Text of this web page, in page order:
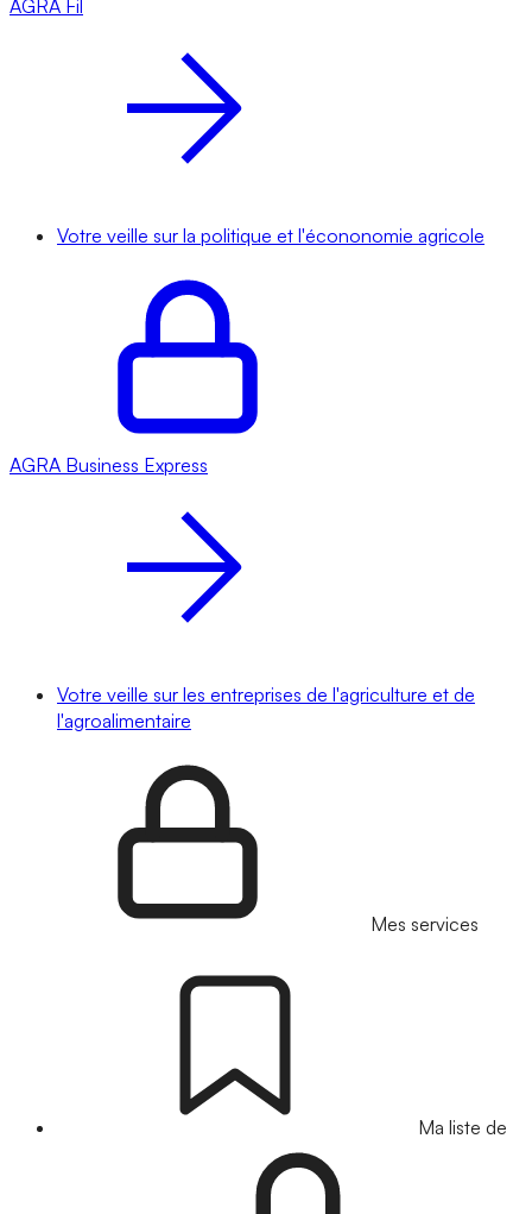
AGRA Fil
Votre veille sur la politique et l'écononomie agricole
AGRA Business Express
Votre veille sur les entreprises de l'agriculture et de
l'agroalimentaire
Mes services
Ma liste de